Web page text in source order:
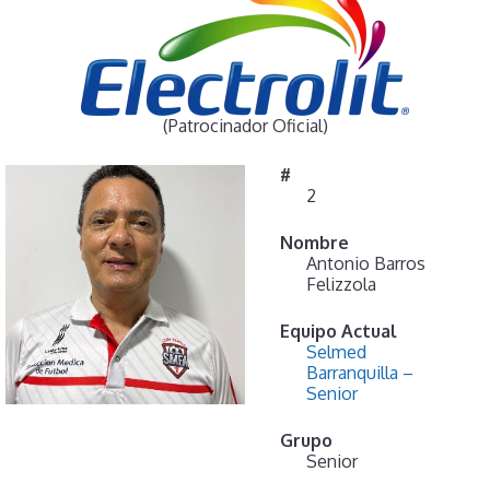
(Patrocinador Oficial)
#
2
Nombre
Antonio Barros
Felizzola
Equipo Actual
Selmed
Barranquilla –
Senior
Grupo
Senior